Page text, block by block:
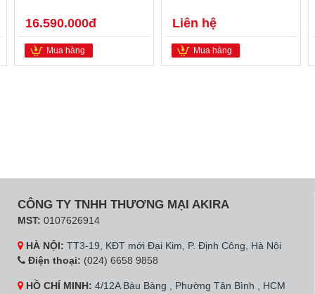
16.590.000đ
Mua hàng
Liên hệ
Mua hàng
CÔNG TY TNHH THƯƠNG MẠI AKIRA
MST: 0107626914
HÀ NỘI: TT3-19, KĐT mới Đại Kim, P. Định Công, Hà Nội
Điện thoại: (024) 6658 9858
HỒ CHÍ MINH: 4/12A Bàu Bàng , Phường Tân Bình , HCM